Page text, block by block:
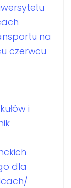
na
czerwcu
i
dla